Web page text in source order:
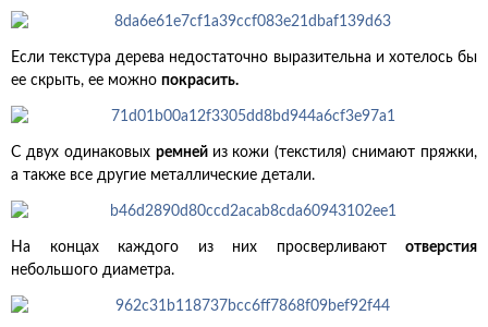
Если текстура дерева недостаточно выразительна и хотелось бы
ее скрыть, ее можно покрасить.
С двух одинаковых ремней из кожи (текстиля) снимают пряжки,
а также все другие металлические детали.
На концах каждого из них просверливают отверстия
небольшого диаметра.